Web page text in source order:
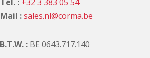
Tél. : +32 3 383 05 54
Mail :sales.nl@corma.be
B.T.W. : BE 0643.717.140